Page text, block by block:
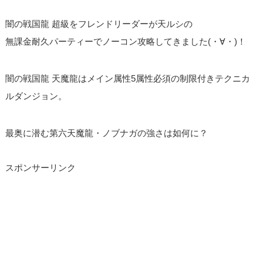
闇の戦国龍 超級をフレンドリーダーが天ルシの
無課金耐久パーティーでノーコン攻略してきました(・∀・)！
闇の戦国龍 天魔龍はメイン属性5属性必須の制限付きテクニカ
ルダンジョン。
最奥に潜む第六天魔龍・ノブナガの強さは如何に？
スポンサーリンク